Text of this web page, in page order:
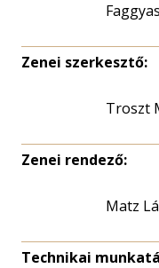
Zenei szerkesztő:
Troszt
Zenei rendező:
Matz
Technikai